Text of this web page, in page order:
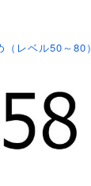
レベル50～80）